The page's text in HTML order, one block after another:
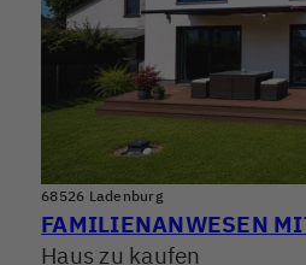
68526 Ladenburg
Haus zu kaufen